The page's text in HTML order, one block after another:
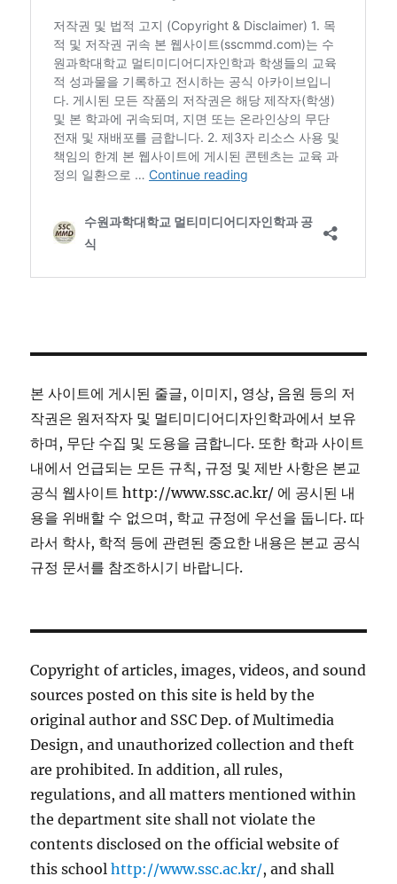
본 사이트에 게시된 줄글, 이미지, 영상, 음원 등의 저
작권은 원저작자 및 멀티미디어디자인학과에서 보유
하며, 무단 수집 및 도용을 금합니다. 또한 학과 사이트
내에서 언급되는 모든 규칙, 규정 및 제반 사항은 본교
공식 웹사이트 http://www.ssc.ac.kr/ 에 공시된 내
용을 위배할 수 없으며, 학교 규정에 우선을 둡니다. 따
라서 학사, 학적 등에 관련된 중요한 내용은 본교 공식
규정 문서를 참조하시기 바랍니다.
Copyright of articles, images, videos, and sound
sources posted on this site is held by the
original author and SSC Dep. of Multimedia
Design, and unauthorized collection and theft
are prohibited. In addition, all rules,
regulations, and all matters mentioned within
the department site shall not violate the
contents disclosed on the official website of
this schoolhttp://www.ssc.ac.kr/, and shall